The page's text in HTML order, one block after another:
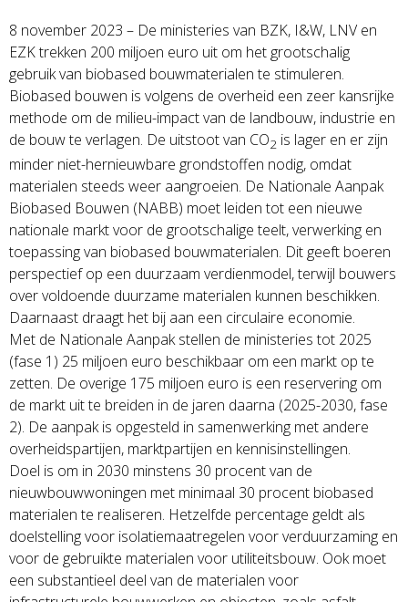
8 november 2023 – De ministeries van BZK, I&W, LNV en
EZK trekken 200 miljoen euro uit om het grootschalig
gebruik van biobased bouwmaterialen te stimuleren.
Biobased bouwen is volgens de overheid een zeer kansrijke
methode om de milieu-impact van de landbouw, industrie en
de bouw te verlagen. De uitstoot van CO2 is lager en er zijn
minder niet-hernieuwbare grondstoffen nodig, omdat
materialen steeds weer aangroeien. De Nationale Aanpak
Biobased Bouwen (NABB) moet leiden tot een nieuwe
nationale markt voor de grootschalige teelt, verwerking en
toepassing van biobased bouwmaterialen. Dit geeft boeren
perspectief op een duurzaam verdienmodel, terwijl bouwers
over voldoende duurzame materialen kunnen beschikken.
Daarnaast draagt het bij aan een circulaire economie.
Met de Nationale Aanpak stellen de ministeries tot 2025
(fase 1) 25 miljoen euro beschikbaar om een markt op te
zetten. De overige 175 miljoen euro is een reservering om
de markt uit te breiden in de jaren daarna (2025-2030, fase
2). De aanpak is opgesteld in samenwerking met andere
overheidspartijen, marktpartijen en kennisinstellingen.
Doel is om in 2030 minstens 30 procent van de
nieuwbouwwoningen met minimaal 30 procent biobased
materialen te realiseren. Hetzelfde percentage geldt als
doelstelling voor isolatiemaatregelen voor verduurzaming en
voor de gebruikte materialen voor utiliteitsbouw. Ook moet
een substantieel deel van de materialen voor